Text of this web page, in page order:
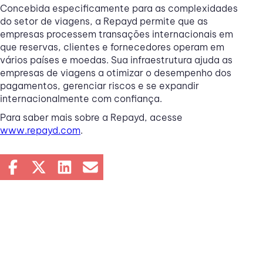
Concebida especificamente para as complexidades
do setor de viagens, a Repayd permite que as
empresas processem transações internacionais em
que reservas, clientes e fornecedores operam em
vários países e moedas. Sua infraestrutura ajuda as
empresas de viagens a otimizar o desempenho dos
pagamentos, gerenciar riscos e se expandir
internacionalmente com confiança.
Para saber mais sobre a Repayd, acesse
www.repayd.com.